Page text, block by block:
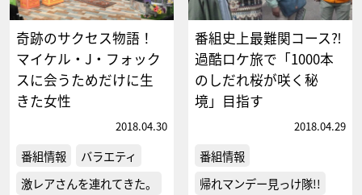
奇跡のサクセス物語！
マイケル・J・フォック
スに会うためだけに生
きた女性
2018.04.30
番組情報
バラエティ
激レアさんを連れてきた。
番組史上最難関コース⁈
過酷ロケ旅で「1000本
のしだれ桜が咲く秘
境」目指す
2018.04.29
番組情報
帰れマンデー見っけ隊!!